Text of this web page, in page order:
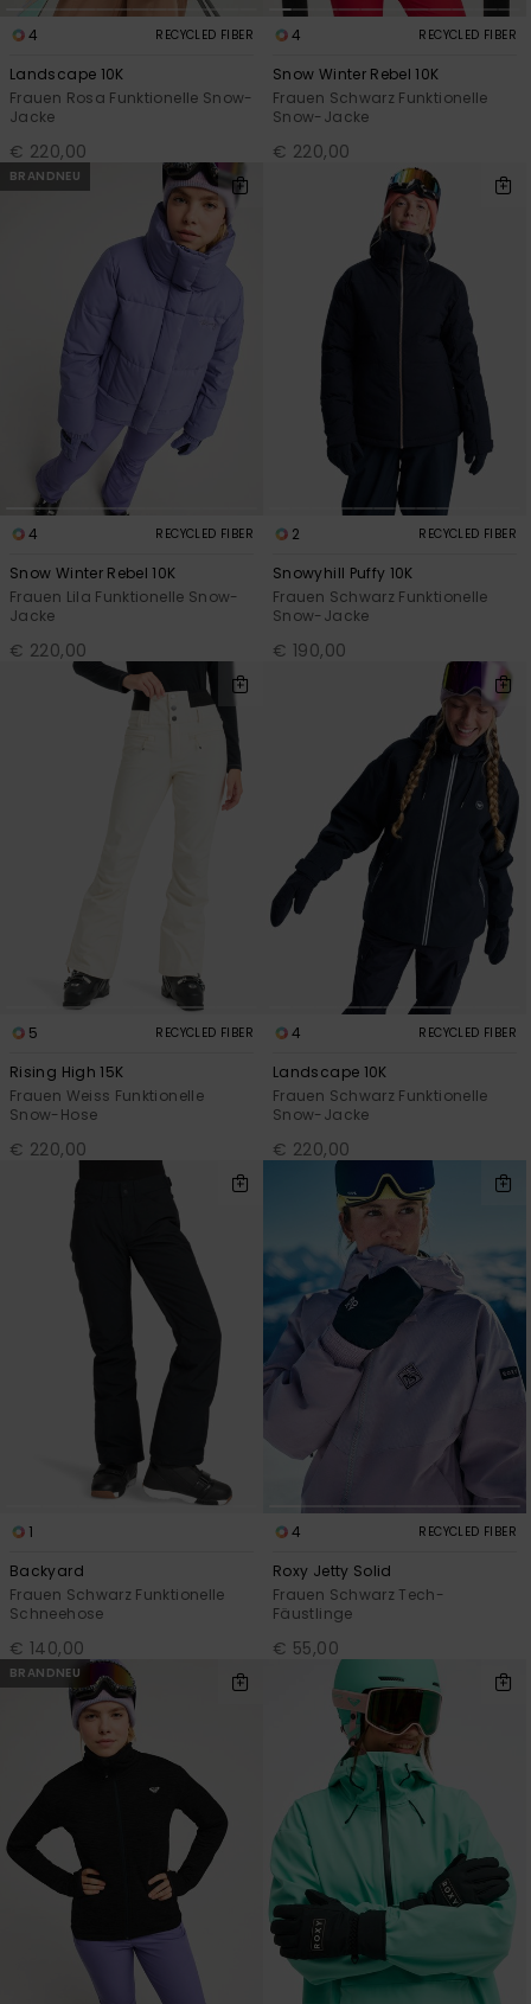
4 RECYCLED FIBER
Landscape 10K
Frauen Rosa Funktionelle Snow-
Jacke
€ 220,00
4 RECYCLED FIBER
Snow Winter Rebel 10K
Frauen Schwarz Funktionelle
Snow-Jacke
€ 220,00
BRANDNEU
4 RECYCLED FIBER
Snow Winter Rebel 10K
Frauen Lila Funktionelle Snow-
Jacke
€ 220,00
2 RECYCLED FIBER
Snowyhill Puffy 10K
Frauen Schwarz Funktionelle
Snow-Jacke
€ 190,00
5 RECYCLED FIBER
Rising High 15K
Frauen Weiss Funktionelle
Snow-Hose
€ 220,00
4 RECYCLED FIBER
Landscape 10K
Frauen Schwarz Funktionelle
Snow-Jacke
€ 220,00
1
Backyard
Frauen Schwarz Funktionelle
Schneehose
€ 140,00
4 RECYCLED FIBER
Roxy Jetty Solid
Frauen Schwarz Tech-
Fäustlinge
€ 55,00
BRANDNEU